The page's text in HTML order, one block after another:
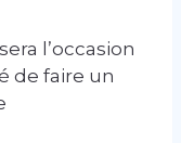
l’occasion
de faire un